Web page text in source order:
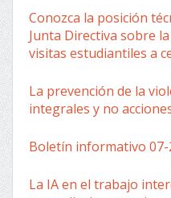
Conozca la posición
Junta Directiva sobre
visitas estudiantiles a
La prevención de la
integrales y no
Boletín informativo 07-
La IA en el trabajo